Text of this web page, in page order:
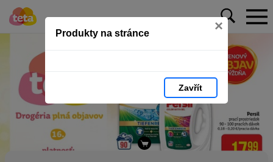
Produkty na stránce ×
Zavřít